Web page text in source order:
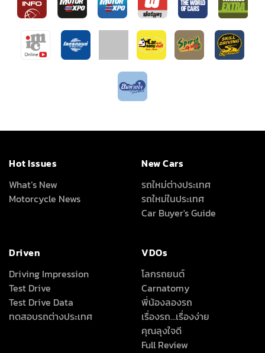
Hot Issues
What’s New
Motorcycle News
New Cars
รถใหม่ต่างประเทศ
รถใหม่ในประเทศ
Car Buyer's Guide
Driven
Driving Impression
Test Drive
Test Drive Data
ทดสอบรถต่างประเทศ
VDOs
โลกรถยนต์
Carnatomy
พี่น้องลองรถ
เรื่องรถ…เรื่องง่าย
คุณลุงใจดี
Full Review